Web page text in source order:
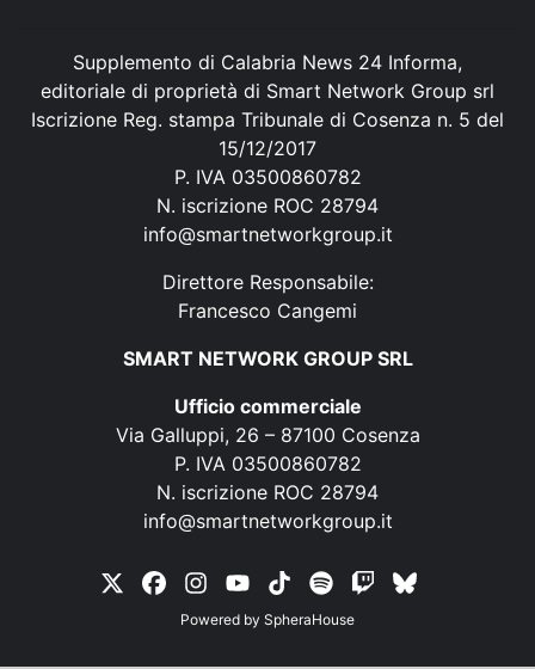
Supplemento di Calabria News 24 Informa,
editoriale di proprietà di Smart Network Group srl
Iscrizione Reg. stampa Tribunale di Cosenza n. 5 del
15/12/2017
P. IVA 03500860782
N. iscrizione ROC 28794
info@smartnetworkgroup.it
Direttore Responsabile:
Francesco Cangemi
SMART NETWORK GROUP SRL
Ufficio commerciale
Via Galluppi, 26 – 87100 Cosenza
P. IVA 03500860782
N. iscrizione ROC 28794
info@smartnetworkgroup.it
Powered by SpheraHouse